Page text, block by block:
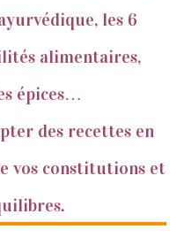
les 6
alimentaires,
épices…
des recettes en
vos constitutions et
.